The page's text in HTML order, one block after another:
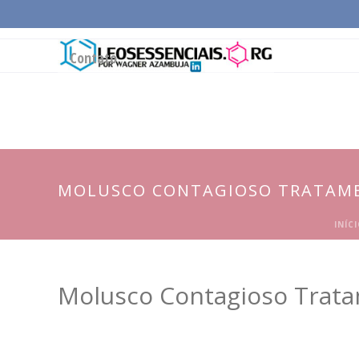
Contato
MOLUSCO CONTAGIOSO
Molusco Contagioso